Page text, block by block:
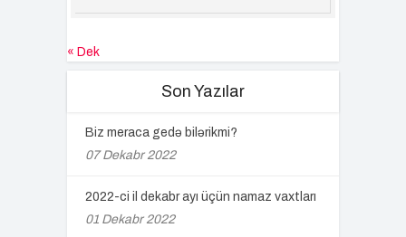
« Dek
Son Yazılar
Biz meraca gedə bilərikmi?
07 Dekabr 2022
2022-ci il dekabr ayı üçün namaz vaxtları
01 Dekabr 2022